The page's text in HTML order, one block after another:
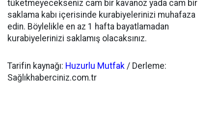
tüketmeyecekseniz cam bir kavanoz yada cam bir
saklama kabı içerisinde kurabiyelerinizi muhafaza
edin. Böylelikle en az 1 hafta bayatlamadan
kurabiyelerinizi saklamış olacaksınız.
Tarifin kaynağı: Huzurlu Mutfak / Derleme:
Sağlıkhaberciniz.com.tr